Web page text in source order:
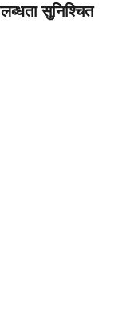
सुनिश्चित